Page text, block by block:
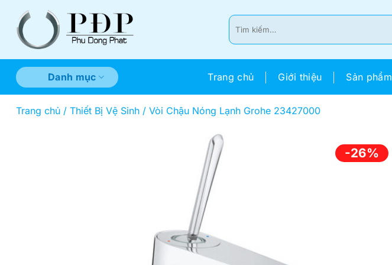
Tìm
kiếm:
Danh mục Trang chủ Giới thiệu Sản phẩm
Trang chủ / Thiết Bị Vệ Sinh / Vòi Chậu Nóng Lạnh Grohe 23427000
-26%